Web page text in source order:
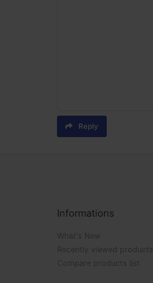
Reply
Informations
What's New
Recently viewed products
Compare products list